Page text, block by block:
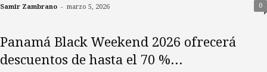
Samir Zambrano - marzo 5, 2026 0
Panamá Black Weekend 2026 ofrecerá
descuentos de hasta el 70 %...